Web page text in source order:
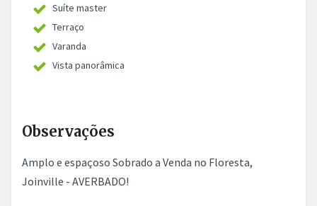
Suíte master
Terraço
Varanda
Vista panorâmica
Observações
Amplo e espaçoso Sobrado a Venda no Floresta,
Joinville - AVERBADO!